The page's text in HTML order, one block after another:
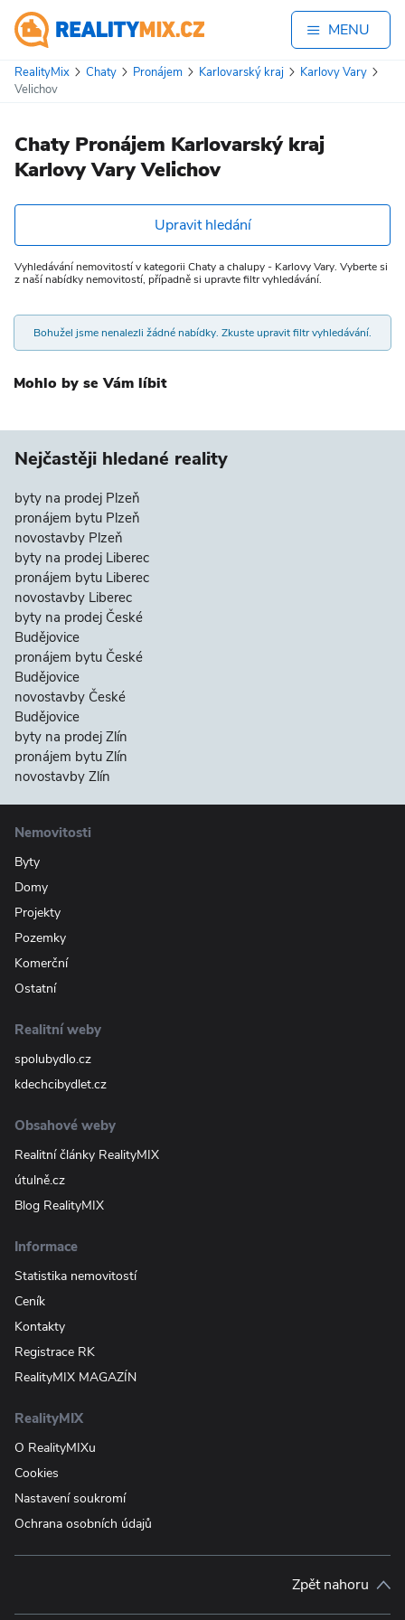
MENU
RealityMix Chaty Pronájem Karlovarský kraj
Karlovy Vary
Velichov
Chaty Pronájem Karlovarský kraj
Karlovy Vary Velichov
Upravit hledání
Vyhledávání nemovitostí v kategorii Chaty a chalupy - Karlovy Vary. Vyberte si
z naší nabídky nemovitostí, případně si upravte filtr vyhledávání.
Bohužel jsme nenalezli žádné nabídky. Zkuste upravit filtr vyhledávání.
Mohlo by se Vám líbit
Nejčastěji hledané reality
byty na prodej Plzeň
pronájem bytu Plzeň
novostavby Plzeň
byty na prodej Liberec
pronájem bytu Liberec
novostavby Liberec
byty na prodej České
Budějovice
pronájem bytu České
Budějovice
novostavby České
Budějovice
byty na prodej Zlín
pronájem bytu Zlín
novostavby Zlín
Nemovitosti
Byty
Domy
Projekty
Pozemky
Komerční
Ostatní
Realitní weby
spolubydlo.cz
kdechcibydlet.cz
Obsahové weby
Realitní články RealityMIX
útulně.cz
Blog RealityMIX
Informace
Statistika nemovitostí
Ceník
Kontakty
Registrace RK
RealityMIX MAGAZÍN
RealityMIX
O RealityMIXu
Cookies
Nastavení soukromí
Ochrana osobních údajů
Zpět nahoru